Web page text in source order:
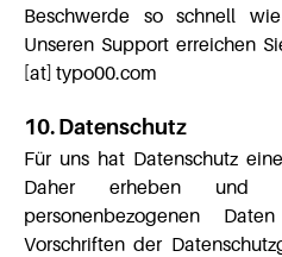
Beschwerde so schnell
Unseren Support erreichen
[at] typo00.com
10. Datenschutz
Für uns hat Datenschutz
Daher erheben und
personenbezogenen
Vorschriften der